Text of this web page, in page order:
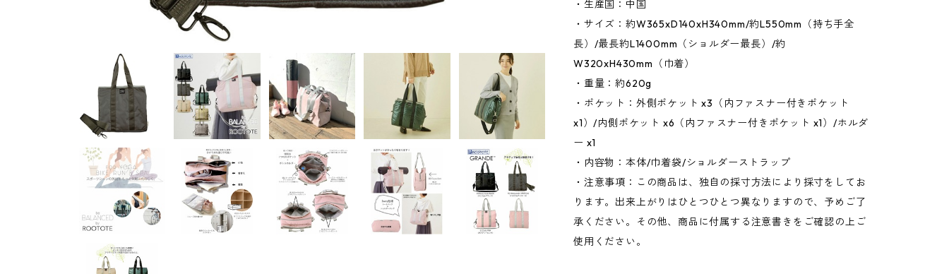
・生産国：中国
・サイズ：約W365xD140xH340mm/約L550mm（持ち手全
長）/最長約L1400mm（ショルダー最長）/約
W320xH430mm（巾着）
・重量：約620g
・ポケット：外側ポケット x3（内ファスナー付きポケット
x1）/内側ポケット x6（内ファスナー付きポケット x1）/ホルダ
ー x1
・内容物：本体/巾着袋/ショルダーストラップ
・注意事項：この商品は、独自の採寸方法により採寸をしてお
ります。出来上がりはひとつひとつ異なりますので、予めご了
承ください。その他、商品に付属する注意書きをご確認の上ご
使用ください。